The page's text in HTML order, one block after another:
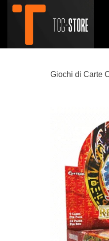
Salta
Giochi di Carte